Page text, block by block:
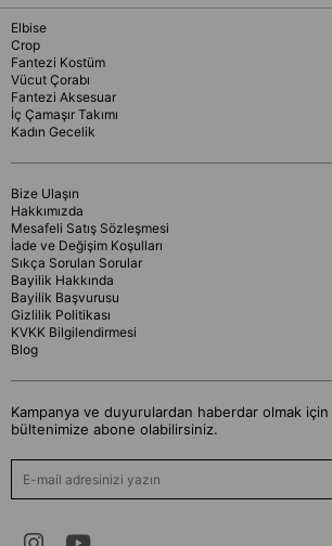
Elbise
Crop
Fantezi Kostüm
Vücut Çorabı
Fantezi Aksesuar
İç Çamaşır Takımı
Kadın Gecelik
Bize Ulaşın
Hakkımızda
Mesafeli Satış Sözleşmesi
İade ve Değişim Koşulları
Sıkça Sorulan Sorular
Bayilik Hakkında
Bayilik Başvurusu
Gizlilik Politikası
KVKK Bilgilendirmesi
Blog
Kampanya ve duyurulardan haberdar olmak
bültenimize abone olabilirsiniz.